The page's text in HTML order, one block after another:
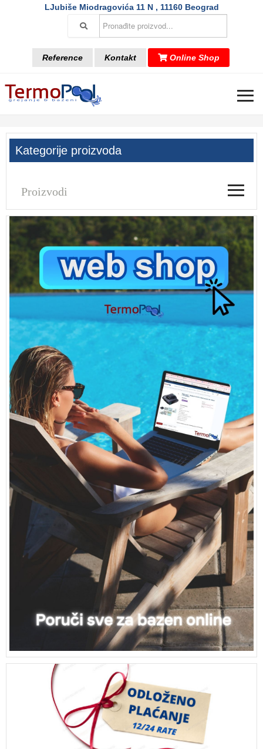
LJubiše Miodragovića 11 N , 11160 Beograd
Reference Kontakt Online Shop
≡
Kategorije proizvoda
Proizvodi ≡